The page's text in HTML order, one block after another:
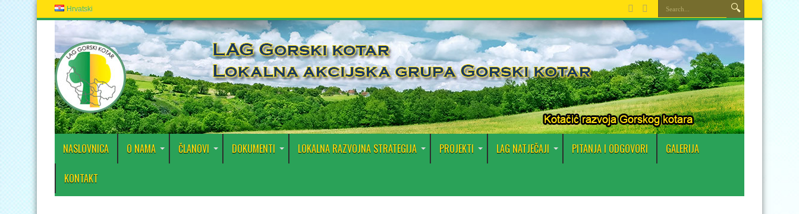
Hrvatski
NASLOVNICA O NAMA ČLANOVI DOKUMENTI LOKALNA RAZVOJNA STRATEGIJA PROJEKTI LAG NATJEČAJI PITANJA I ODGOVORI GALERIJA
KONTAKT